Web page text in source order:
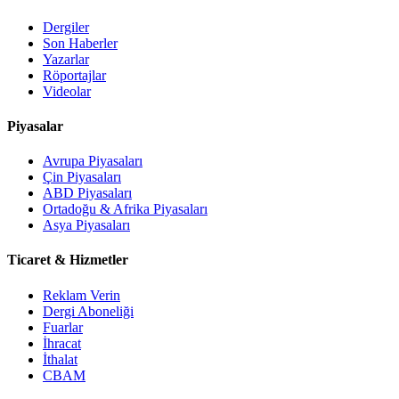
Dergiler
Son Haberler
Yazarlar
Röportajlar
Videolar
Piyasalar
Avrupa Piyasaları
Çin Piyasaları
ABD Piyasaları
Ortadoğu & Afrika Piyasaları
Asya Piyasaları
Ticaret & Hizmetler
Reklam Verin
Dergi Aboneliği
Fuarlar
İhracat
İthalat
CBAM